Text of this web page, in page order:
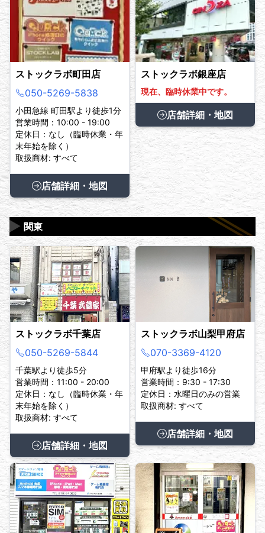
ストックラボ町田店
050-5269-5838
小田急線 町田駅より徒歩1分
営業時間：10:00 - 19:00
定休日：なし（臨時休業・年
末年始を除く）
取扱商材: すべて
店舗詳細・地図
ストックラボ銀座店
現在、臨時休業中です。
店舗詳細・地図
関東
▶
ストックラボ千葉店
050-5269-5844
千葉駅より徒歩5分
営業時間：11:00 - 20:00
定休日：なし（臨時休業・年
末年始を除く）
取扱商材: すべて
店舗詳細・地図
ストックラボ山梨甲府店
070-3369-4120
甲府駅より徒歩16分
営業時間：9:30 - 17:30
定休日：水曜日のみの営業
取扱商材: すべて
店舗詳細・地図